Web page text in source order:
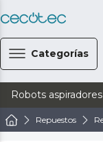
Categorías
Robots aspiradores
Repuestos